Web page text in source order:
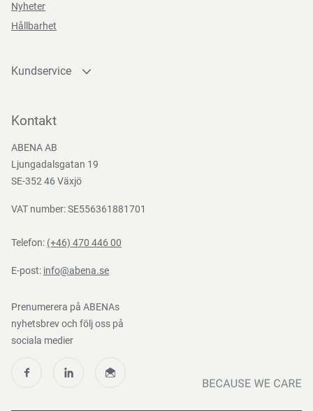
Nyheter
Hållbarhet
Kundservice
Bli kund
Nedladdningar
Kontakt
ABENA AB
Ljungadalsgatan 19
SE-352 46 Växjö
VAT number: SE556361881701
Telefon: (+46) 470 446 00
E-post: info@abena.se
Prenumerera på ABENAs
nyhetsbrev och följ oss på
sociala medier